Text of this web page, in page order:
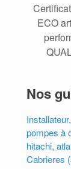
ECO
Nos
pompes à
hitachi,
Cabrieres